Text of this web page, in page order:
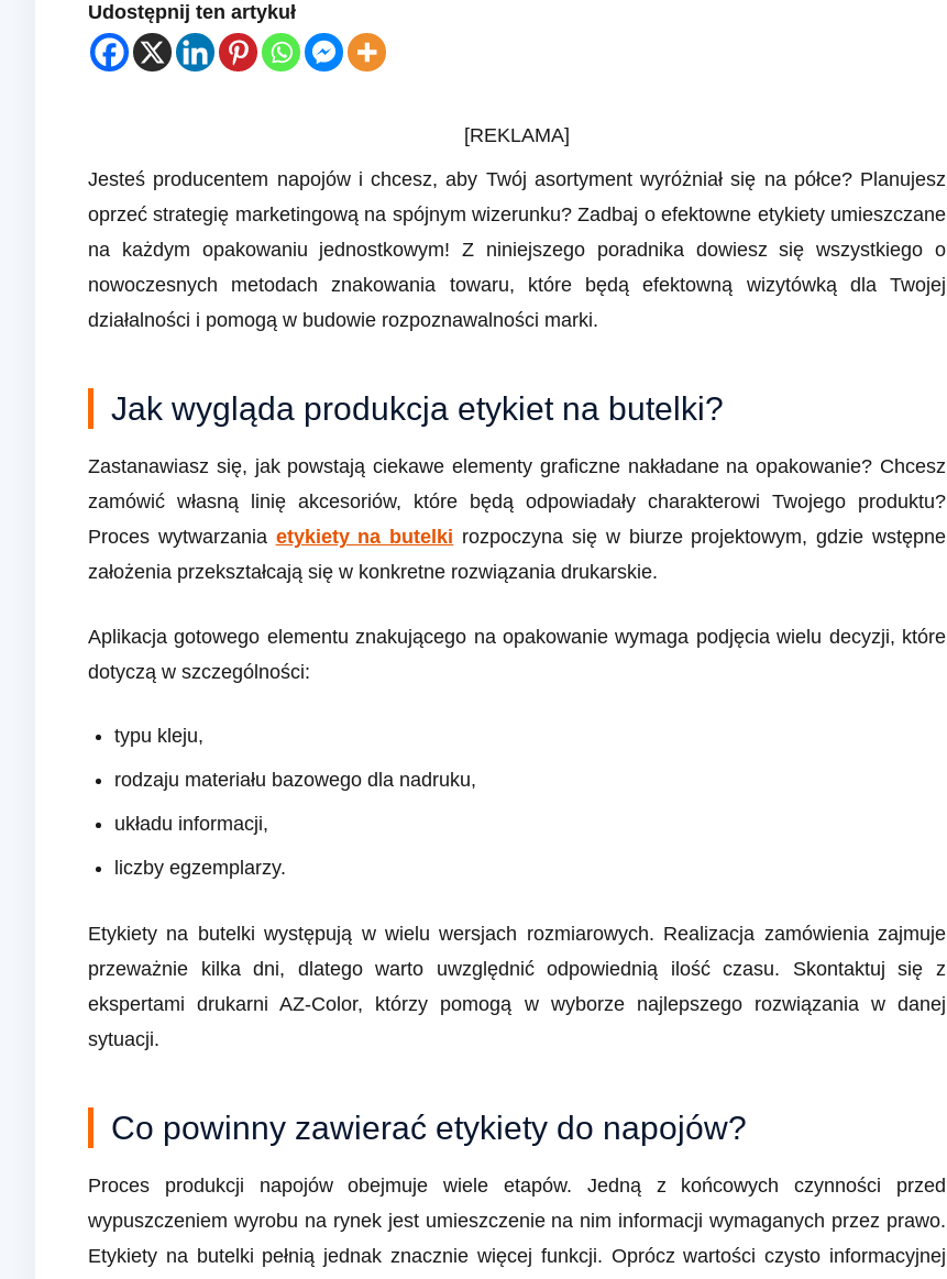
Udostępnij ten artykuł
[REKLAMA]
Jesteś producentem napojów i chcesz, aby Twój asortyment wyróżniał się na półce? Planujesz
oprzeć strategię marketingową na spójnym wizerunku? Zadbaj o efektowne etykiety umieszczane
na każdym opakowaniu jednostkowym! Z niniejszego poradnika dowiesz się wszystkiego o
nowoczesnych metodach znakowania towaru, które będą efektowną wizytówką dla Twojej
działalności i pomogą w budowie rozpoznawalności marki.
Jak wygląda produkcja etykiet na butelki?
Zastanawiasz się, jak powstają ciekawe elementy graficzne nakładane na opakowanie? Chcesz
zamówić własną linię akcesoriów, które będą odpowiadały charakterowi Twojego produktu?
Proces wytwarzania etykiety na butelki rozpoczyna się w biurze projektowym, gdzie wstępne
założenia przekształcają się w konkretne rozwiązania drukarskie.
Aplikacja gotowego elementu znakującego na opakowanie wymaga podjęcia wielu decyzji, które
dotyczą w szczególności:
typu kleju,
rodzaju materiału bazowego dla nadruku,
układu informacji,
liczby egzemplarzy.
Etykiety na butelki występują w wielu wersjach rozmiarowych. Realizacja zamówienia zajmuje
przeważnie kilka dni, dlatego warto uwzględnić odpowiednią ilość czasu. Skontaktuj się z
ekspertami drukarni AZ-Color, którzy pomogą w wyborze najlepszego rozwiązania w danej
sytuacji.
Co powinny zawierać etykiety do napojów?
Proces produkcji napojów obejmuje wiele etapów. Jedną z końcowych czynności przed
wypuszczeniem wyrobu na rynek jest umieszczenie na nim informacji wymaganych przez prawo.
Etykiety na butelki pełnią jednak znacznie więcej funkcji. Oprócz wartości czysto informacyjnej